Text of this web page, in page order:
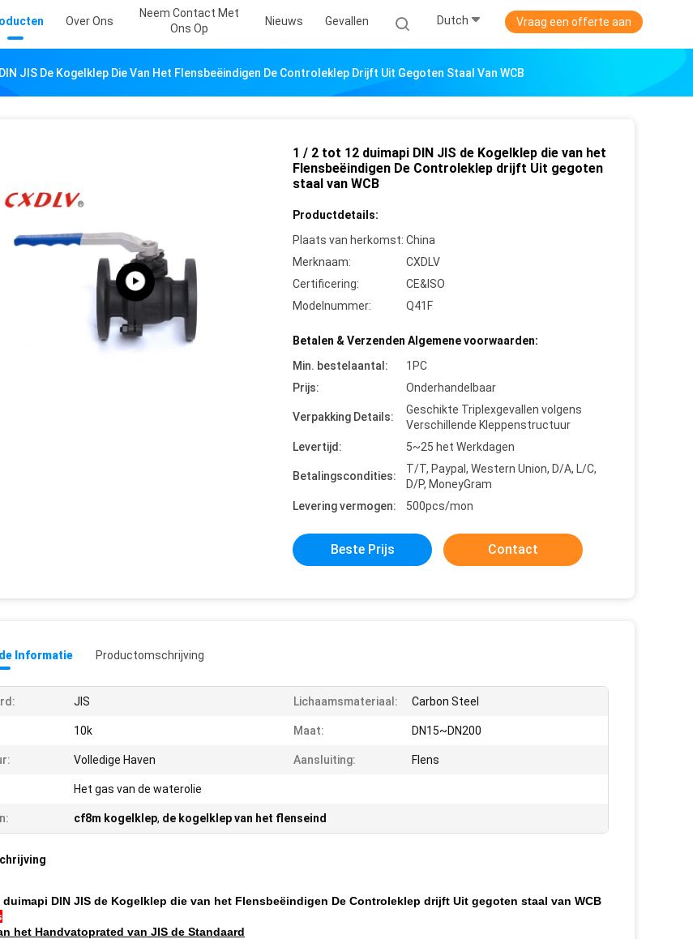
Over Ons
Neem Contact Met
Ons Op
Nieuws Gevallen Dutch Vraag een offerte aan
JIS De Kogelklep Die Van Het Flensbeëindigen De Controleklep Drijft Uit Gegoten Staal Van WCB
1 / 2 tot 12 duimapi DIN JIS de Kogelklep die van het
Flensbeëindigen De Controleklep drijft Uit gegoten
staal van WCB
Productdetails:
Plaats van herkomst: China
Merknaam:
CXDLV
Certificering:
CE&ISO
Modelnummer:
Q41F
Betalen & Verzenden Algemene voorwaarden:
Min. bestelaantal:
1PC
Prijs:
Onderhandelbaar
Verpakking Details:
Geschikte Triplexgevallen volgens
Verschillende Kleppenstructuur
Levertijd:
5~25 het Werkdagen
Betalingscondities:
T/T, Paypal, Western Union, D/A, L/C,
D/P, MoneyGram
Levering vermogen:
500pcs/mon
Beste Prijs Contact
Informatie Productomschrijving
JIS Lichaamsmateriaal: Carbon Steel
10k Maat: DN15~DN200
Volledige Haven Aansluiting: Flens
Het gas van de waterolie
cf8m kogelklep, de kogelklep van het flenseind
duimapi DIN JIS de Kogelklep die van het Flensbeëindigen De Controleklep drijft Uit gegoten staal van WCB
het Handvatoprated van JIS de Standaard